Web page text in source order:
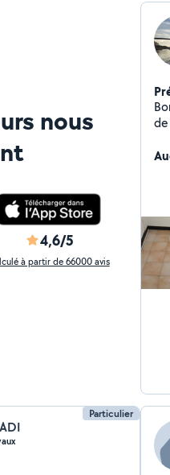
nous
4,6/5
à partir de 66000 avis
Particulier